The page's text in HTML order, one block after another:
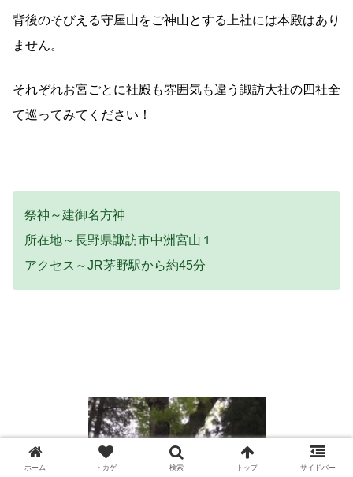
背後のそびえる守屋山をご神山とする上社には本殿はあり
ません。
それぞれお宮ごとに社殿も雰囲気も違う諏訪大社の四社全
て巡ってみてください！
祭神～建御名方神
所在地～長野県諏訪市中洲宮山１
アクセス～JR茅野駅から約45分
ホーム トカゲ 検索 トップ サイドバー